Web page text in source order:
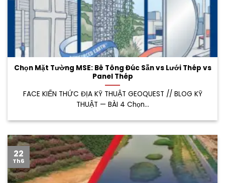
Chọn Mặt Tường MSE: Bê Tông Đúc Sẵn vs Lưới Thép vs
Panel Thép
FACE KIẾN THỨC ĐỊA KỸ THUẬT GEOQUEST // BLOG KỸ
THUẬT — BÀI 4 Chọn...
22
Th6